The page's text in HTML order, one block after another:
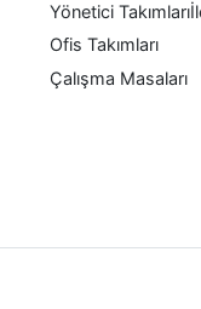
Yönetici Takımları
Ofis Takımları
Çalışma Masaları